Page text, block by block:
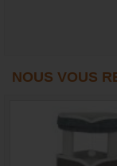
NOUS VOUS